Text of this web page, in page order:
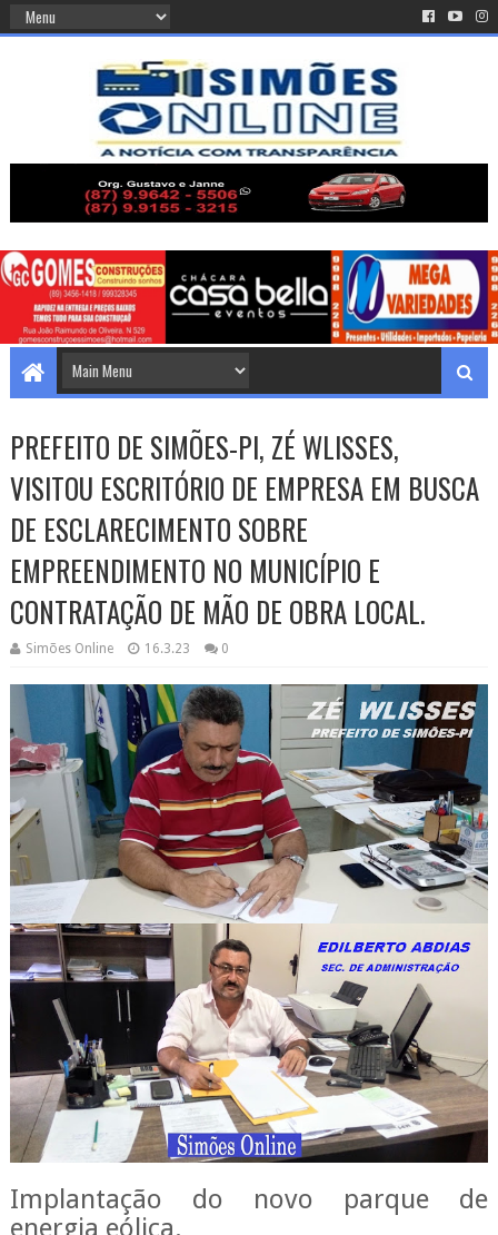
PREFEITO DE SIMÕES-PI, ZÉ WLISSES,
VISITOU ESCRITÓRIO DE EMPRESA EM BUSCA
DE ESCLARECIMENTO SOBRE
EMPREENDIMENTO NO MUNICÍPIO E
CONTRATAÇÃO DE MÃO DE OBRA LOCAL.
Simões Online 16.3.23 0
Implantação do novo parque de
energia eólica.